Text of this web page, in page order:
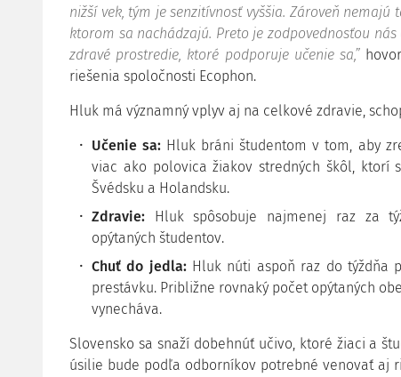
nižší vek, tým je senzitívnosť vyššia. Zároveň
ktorom sa nachádzajú. Preto je zodpovednosťou
zdravé prostredie, ktoré podporuje učenie sa,”
riešenia spoločnosti Ecophon.
Hluk má významný vplyv aj na celkové zdravie,
Učenie sa: Hluk bráni študentom v tom, aby
viac ako polovica žiakov stredných škôl, ktorí
Švédsku a Holandsku.
Zdravie: Hluk spôsobuje najmenej raz za
opýtaných študentov.
Chuť do jedla: Hluk núti aspoň raz do týždňa
prestávku. Približne rovnaký počet opýtaných
vynecháva.
Slovensko sa snaží dobehnúť učivo, ktoré žiaci a
úsilie bude podľa odborníkov potrebné venovať aj